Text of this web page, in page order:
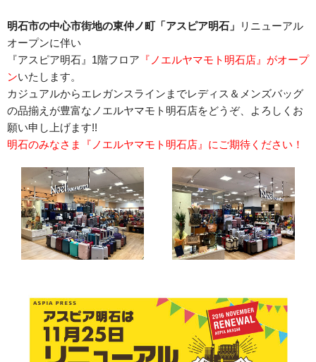
明石市の中心市街地の東仲ノ町「アスピア明石」
リニューアル
オープンに伴い
『アスピア明石』1階フロア 『ノエルヤマモト明石店』がオープ
ンいたします。
カジュアルからエレガンスラインまでレディス＆メンズバッグ
の品揃えが豊富なノエルヤマモト明石店をどうぞ、よろしくお
願い申し上げます!!
明石のみなさま『ノエルヤマモト明石店』にご期待ください！